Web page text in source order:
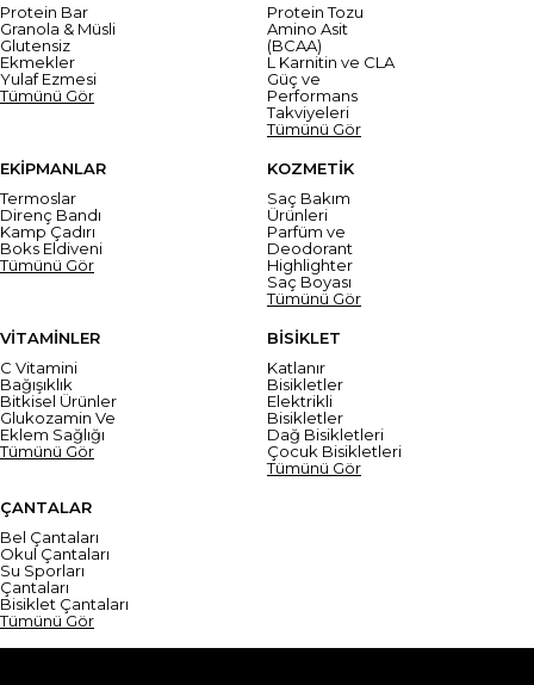
Protein Bar
Granola & Müsli
Glutensiz
Ekmekler
Yulaf Ezmesi
Tümünü Gör
Protein Tozu
Amino Asit
(BCAA)
L Karnitin ve CLA
Güç ve
Performans
Takviyeleri
Tümünü Gör
EKİPMANLAR
Termoslar
Direnç Bandı
Kamp Çadırı
Boks Eldiveni
Tümünü Gör
KOZMETİK
Saç Bakım
Ürünleri
Parfüm ve
Deodorant
Highlighter
Saç Boyası
Tümünü Gör
VİTAMİNLER
C Vitamini
Bağışıklık
Bitkisel Ürünler
Glukozamin Ve
Eklem Sağlığı
Tümünü Gör
BİSİKLET
Katlanır
Bisikletler
Elektrikli
Bisikletler
Dağ Bisikletleri
Çocuk Bisikletleri
Tümünü Gör
ÇANTALAR
Bel Çantaları
Okul Çantaları
Su Sporları
Çantaları
Bisiklet Çantaları
Tümünü Gör